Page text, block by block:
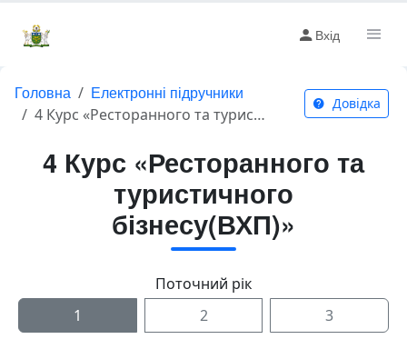
Вхід
Головна Електронні підручники
4 Курс «Ресторанного та туристичного бізнесу(ВХП)»
Довідка
4 Курс «Ресторанного та
туристичного
бізнесу(ВХП)»
Поточний рік
1
2 3